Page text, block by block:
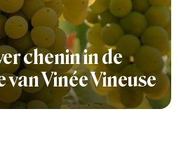
chenin in de
Vinée Vineuse